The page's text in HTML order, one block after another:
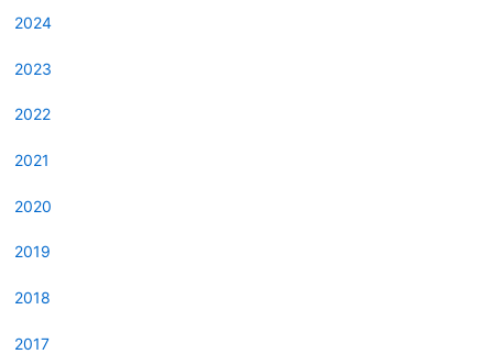
2024
2023
2022
2021
2020
2019
2018
2017